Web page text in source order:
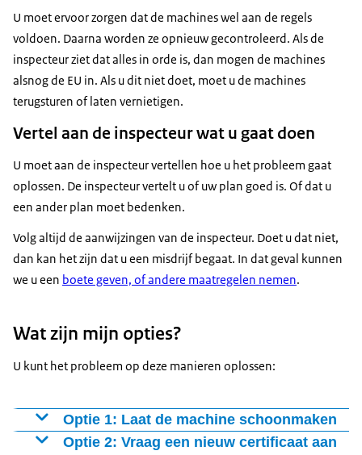
U moet ervoor zorgen dat de machines wel aan de regels
voldoen. Daarna worden ze opnieuw gecontroleerd. Als de
inspecteur ziet dat alles in orde is, dan mogen de machines
alsnog de EU in. Als u dit niet doet, moet u de machines
terugsturen of laten vernietigen.
Vertel aan de inspecteur wat u gaat doen
U moet aan de inspecteur vertellen hoe u het probleem gaat
oplossen. De inspecteur vertelt u of uw plan goed is. Of dat u
een ander plan moet bedenken.
Volg altijd de aanwijzingen van de inspecteur. Doet u dat niet,
dan kan het zijn dat u een misdrijf begaat. In dat geval kunnen
we u een boete geven, of andere maatregelen nemen.
Wat zijn mijn opties?
U kunt het probleem op deze manieren oplossen:
Optie 1: Laat de machine schoonmaken
U kunt uw machine laten schoonmaken op een
Optie 2: Vraag een nieuw certificaat aan